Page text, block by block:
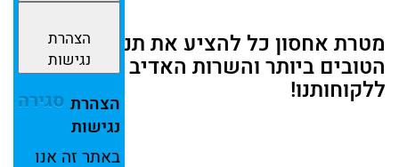
הצהרת
נגישות
סגירה הצהרת
נגישות
באתר זה אנו
מטרת אחסון כל להציע את תנאי האחסנה
הטובים ביותר והשרות האדיב ביותר
ללקוחותנו!